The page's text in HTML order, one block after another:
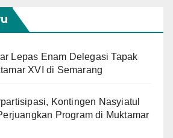
Lepas Enam Delegasi Tapak
XVI di Semarang
Kontingen Nasyiatul
Program di Muktamar